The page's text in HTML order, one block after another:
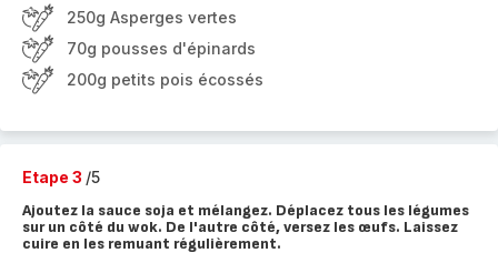
250g Asperges vertes
70g pousses d'épinards
200g petits pois écossés
Etape 3 /5
Ajoutez la sauce soja et mélangez. Déplacez tous les légumes
sur un côté du wok. De l'autre côté, versez les œufs. Laissez
cuire en les remuant régulièrement.